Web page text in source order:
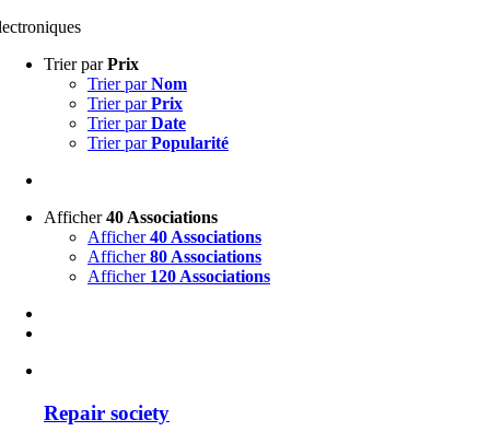
Trier parPrix
Trier parNom
Trier parPrix
Trier parDate
Trier parPopularité
Afficher40 Associations
Afficher40 Associations
Afficher80 Associations
Afficher 120 Associations
Repair society